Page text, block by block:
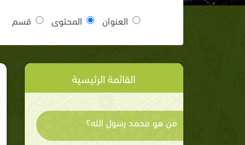
العنوان المحتوى قسم
القائمة الرئيسية
من هو محمد رسول الله؟